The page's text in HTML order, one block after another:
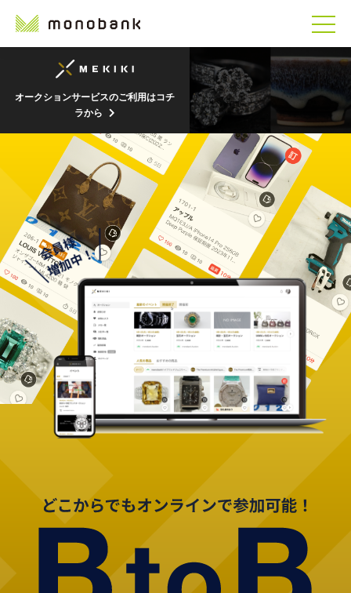
オークションサービスのご利用はコチ
ラから